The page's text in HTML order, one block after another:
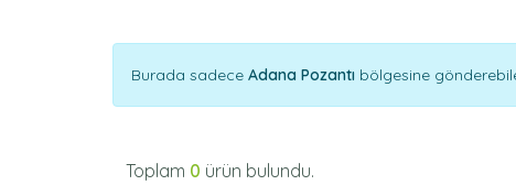
Burada sadece Adana Pozantı bölgesine
Toplam 0 ürün bulundu.